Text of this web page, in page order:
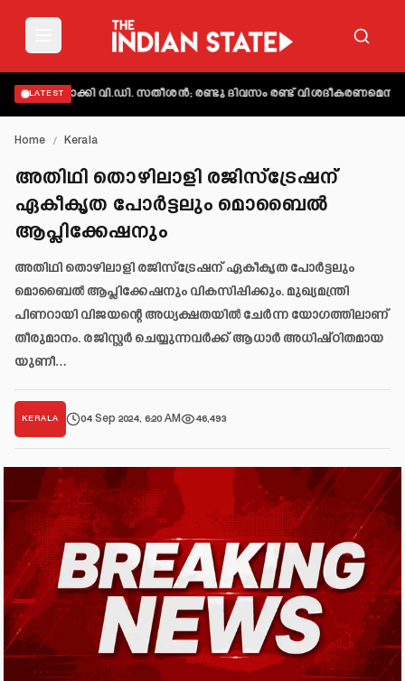
LATEST വി.ഡി. സതീശൻ; രണ്ടു ദിവസം രണ്ട് വിശദീകരണമെന്ന്
Home / Kerala
അതിഥി തൊഴിലാളി രജിസ്‌ട്രേഷന്
ഏകീകൃത പോർട്ടലും മൊബൈൽ
ആപ്ലിക്കേഷനും
അതിഥി തൊഴിലാളി രജിസ്‌ട്രേഷന് ഏകീകൃത പോർട്ടലും
മൊബൈൽ ആപ്ലിക്കേഷനും വികസിപ്പിക്കും. മുഖ്യമന്ത്രി
പിണറായി വിജയന്റെ അധ്യക്ഷതയിൽ ചേർന്ന യോഗത്തിലാണ്
തീരുമാനം. രജിസ്റ്റർ ചെയ്യുന്നവർക്ക് ആധാർ അധിഷ്ഠിതമായ
യുണീ…
KERALA 04 Sep 2024, 6:20 AM 46,493